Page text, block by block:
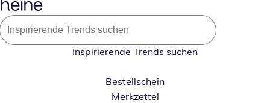
Inspirierende Trends suchen
Bestellschein
Merkzettel